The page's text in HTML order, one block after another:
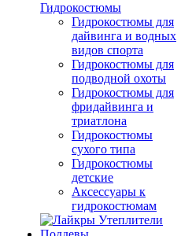
Гидрокостюмы
Гидрокостюмы для
дайвинга и водных
видов спорта
Гидрокостюмы для
подводной охоты
Гидрокостюмы для
фридайвинга и
триатлона
Гидрокостюмы
сухого типа
Гидрокостюмы
детские
Аксессуары к
гидрокостюмам